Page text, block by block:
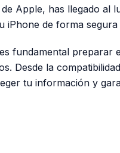
Apple, has llegado al
iPhone de forma segura
fundamental preparar
Desde la
tu información y